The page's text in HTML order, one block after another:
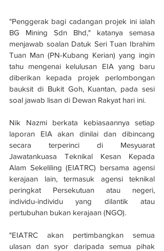
"Penggerak bagi cadangan projek ini ialah
BG Mining Sdn Bhd," katanya semasa
menjawab soalan Datuk Seri Tuan Ibrahim
Tuan Man (PN-Kubang Kerian) yang ingin
tahu mengenai kelulusan EIA yang baru
diberikan kepada projek perlombongan
bauksit di Bukit Goh, Kuantan, pada sesi
soal jawab lisan di Dewan Rakyat hari ini.
Nik Nazmi berkata kebiasaannya setiap
laporan EIA akan dinilai dan dibincang
secara terperinci di Mesyuarat
Jawatankuasa Teknikal Kesan Kepada
Alam Sekeliling (EIATRC) bersama agensi
kerajaan lain, termasuk agensi teknikal
peringkat Persekutuan atau negeri,
individu-individu yang dilantik atau
pertubuhan bukan kerajaan (NGO).
"EIATRC akan pertimbangkan semua
ulasan dan syor daripada semua pihak